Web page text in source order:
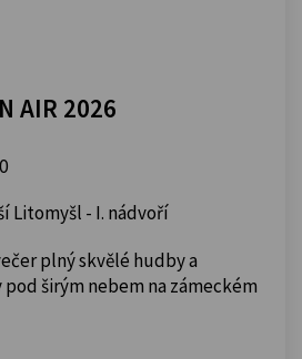
AIR 2026
Litomyšl - I. nádvoří
plný skvělé hudby a
širým nebem na zámeckém